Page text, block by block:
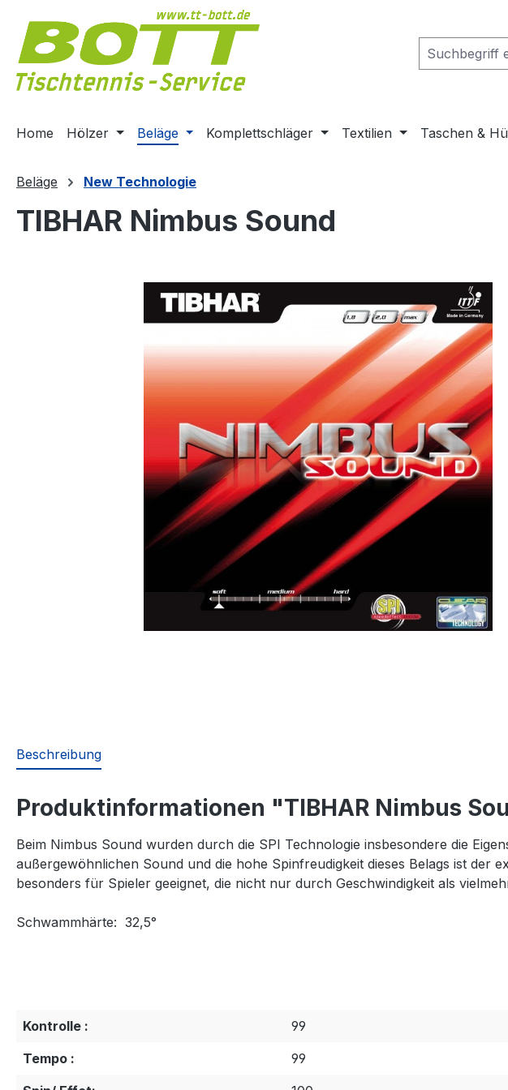
Hauptinhalt springen
Zur Suche springen
Zur Hauptnavigation springen
Home Hölzer Beläge Komplettschläger Textilien Taschen &
Beläge New Technologie
TIBHAR Nimbus Sound
Beschreibung
Produktinformationen "TIBHAR Nimbus
Beim Nimbus Sound wurden durch die SPI Technologie insbesondere die
außergewöhnlichen Sound und die hohe Spinfreudigkeit dieses Belags ist der
besonders für Spieler geeignet, die nicht nur durch Geschwindigkeit als
Schwammhärte: 32,5°
Kontrolle :
99
Tempo :
99